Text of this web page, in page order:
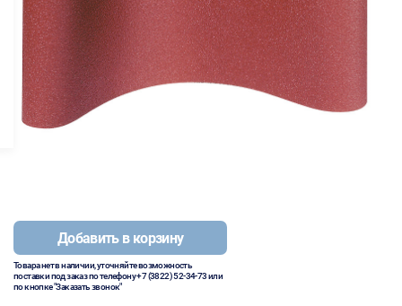
Добавить в корзину
Товара нет в наличии, уточняйте возможность
поставки под заказ по телефону+7 (3822) 52-34-73или
по кнопке "Заказать звонок"